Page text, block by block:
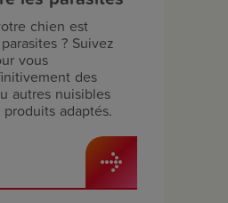
chien est
? Suivez
vous
des
autres nuisibles
adaptés.